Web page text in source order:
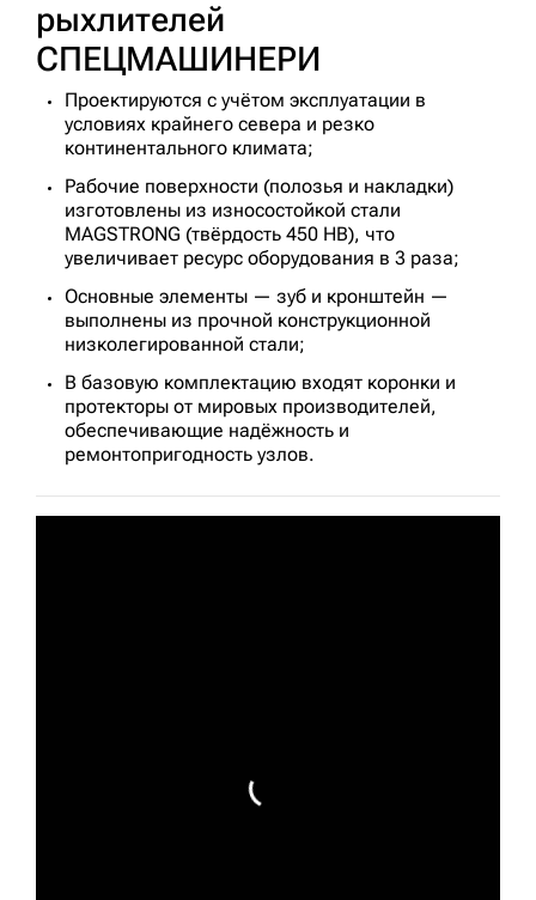
рыхлителей
СПЕЦМАШИНЕРИ
Проектируются с учётом эксплуатации в
условиях крайнего севера и резко
континентального климата;
Рабочие поверхности (полозья и накладки)
изготовлены из износостойкой стали
MAGSTRONG (твёрдость 450 HB), что
увеличивает ресурс оборудования в 3 раза;
Основные элементы — зуб и кронштейн —
выполнены из прочной конструкционной
низколегированной стали;
В базовую комплектацию входят коронки и
протекторы от мировых производителей,
обеспечивающие надёжность и
ремонтопригодность узлов.